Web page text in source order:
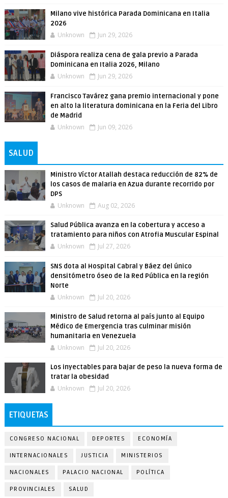
Milano vive histórica Parada Dominicana en Italia
2026
Unknown Jun 29, 2026
Diáspora realiza cena de gala previo a Parada
Dominicana en Italia 2026, Milano
Unknown Jun 29, 2026
Francisco Tavárez gana premio internacional y pone
en alto la literatura dominicana en la Feria del Libro
de Madrid
Unknown Jun 09, 2026
SALUD
Ministro Víctor Atallah destaca reducción de 82% de
los casos de malaria en Azua durante recorrido por
DPS
Unknown Aug 02, 2026
Salud Pública avanza en la cobertura y acceso a
tratamiento para niños con Atrofia Muscular Espinal
Unknown Jul 27, 2026
SNS dota al Hospital Cabral y Báez del único
densitómetro óseo de la Red Pública en la región
Norte
Unknown Jul 20, 2026
Ministro de Salud retorna al país junto al Equipo
Médico de Emergencia tras culminar misión
humanitaria en Venezuela
Unknown Jul 20, 2026
Los inyectables para bajar de peso la nueva forma de
tratar la obesidad
Unknown Jul 20, 2026
ETIQUETAS
CONGRESO NACIONAL DEPORTES ECONOMÍA
INTERNACIONALES JUSTICIA MINISTERIOS
NACIONALES PALACIO NACIONAL POLÍTICA
PROVINCIALES SALUD